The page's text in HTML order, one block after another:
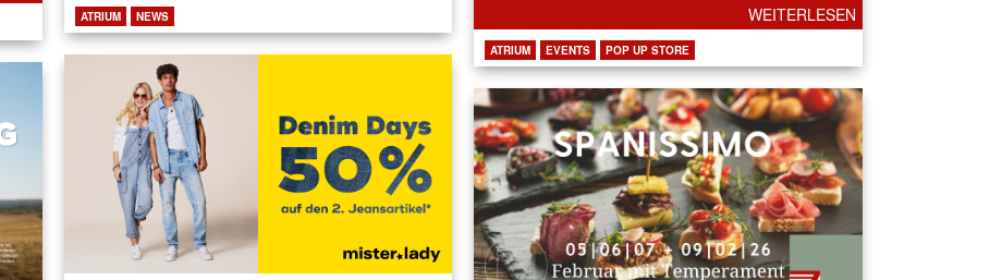
ATRIUM NEWS WEITERLESEN
ATRIUM EVENTS POP UP STORE